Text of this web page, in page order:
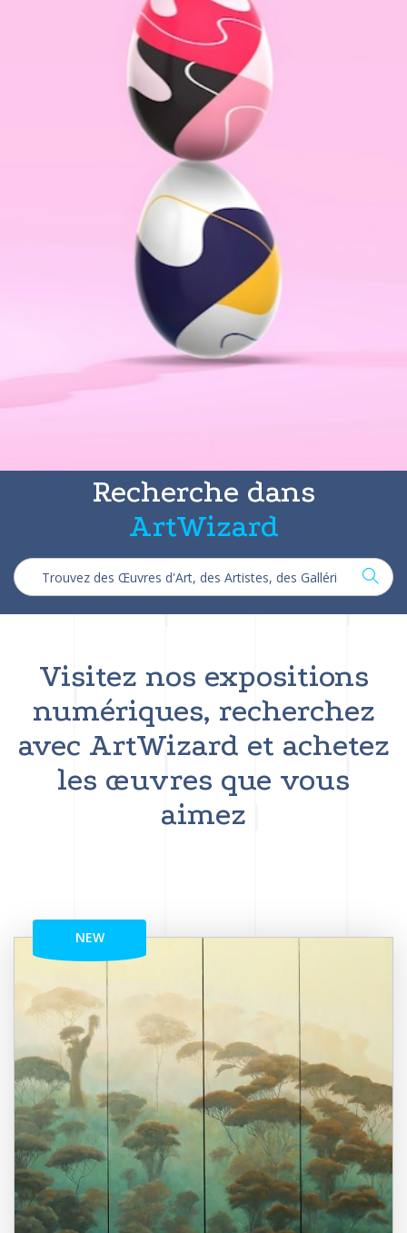
Recherche dans
ArtWizard
Visitez nos expositions
numériques, recherchez
avec ArtWizard et achetez
les œuvres que vous
aimez
NEW